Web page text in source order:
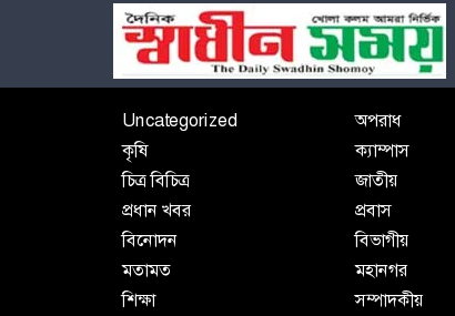
Uncategorized অপরাধ
কৃষি
ক্যাম্পাস
চিত্র বিচিত্র
জাতীয়
প্রধান খবর
প্রবাস
বিনোদন
বিভাগীয়
মতামত
মহানগর
শিক্ষা
সম্পাদকীয়